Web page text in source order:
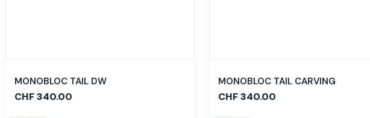
MONOBLOC TAIL DW
CHF340.00
MONOBLOC TAIL CARVING
CHF340.00